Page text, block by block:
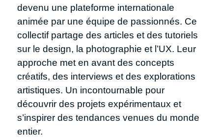
devenu une plateforme internationale
animée par une équipe de passionnés. Ce
collectif partage des articles et des tutoriels
sur le design, la photographie et l’UX. Leur
approche met en avant des concepts
créatifs, des interviews et des explorations
artistiques. Un incontournable pour
découvrir des projets expérimentaux et
s’inspirer des tendances venues du monde
entier.